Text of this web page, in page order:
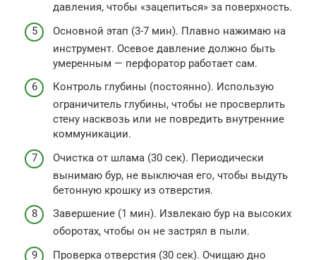
давления, чтобы «зацепиться» за поверхность.
Основной этап (3-7 мин). Плавно нажимаю на
инструмент. Осевое давление должно быть
умеренным — перфоратор работает сам.
Контроль глубины (постоянно). Использую
ограничитель глубины, чтобы не просверлить
стену насквозь или не повредить внутренние
коммуникации.
Очистка от шлама (30 сек). Периодически
вынимаю бур, не выключая его, чтобы выдуть
бетонную крошку из отверстия.
Завершение (1 мин). Извлекаю бур на высоких
оборотах, чтобы он не застрял в пыли.
Проверка отверстия (30 сек). Очищаю дно